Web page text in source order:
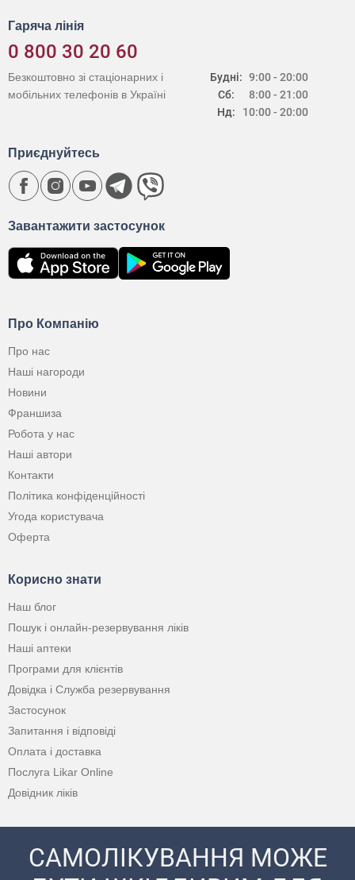
Гаряча лінія
0 800 30 20 60
Будні:
Сб:
Нд:
9:00 - 20:00
8:00 - 21:00
10:00 - 20:00
Безкоштовно зі стаціонарних і
мобільних телефонів в Україні
Про Компанію
Про нас
Наші нагороди
Новини
Франшиза
Робота у нас
Наші автори
Контакти
Політика конфіденційності
Угода користувача
Оферта
Корисно знати
Наш блог
Пошук і онлайн-резервування ліків
Наші аптеки
Програми для клієнтів
Довідка і Служба резервування
Застосунок
Запитання і відповіді
Оплата і доставка
Послуга Likar Online
Довідник ліків
Завантажити застосунок
Приєднуйтесь
САМОЛІКУВАННЯ МОЖЕ